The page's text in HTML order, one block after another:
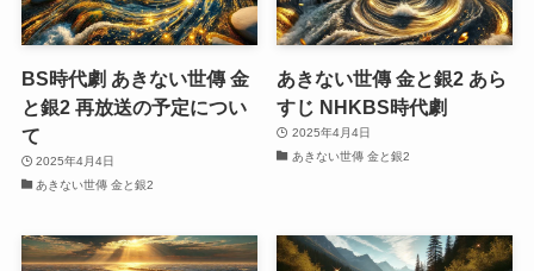
BS時代劇 あきない世傳 金
と銀2 再放送の予定につい
て
2025年4月4日
あきない世傳 金と銀2
あきない世傳 金と銀2 あら
すじ NHKBS時代劇
2025年4月4日
あきない世傳 金と銀2